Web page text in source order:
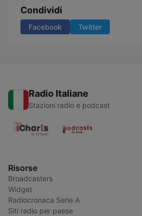
Condividi
Facebook Twitter
Radio Italiane
Stazioni radio e podcast
Risorse
Broadcasters
Widget
Radiocronaca Serie A
Siti radio per paese